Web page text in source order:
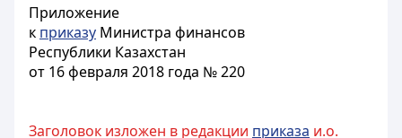
Приложение
к приказу Министра финансов
Республики Казахстан
от 16 февраля 2018 года № 220
Заголовок изложен в редакции приказа и.о.